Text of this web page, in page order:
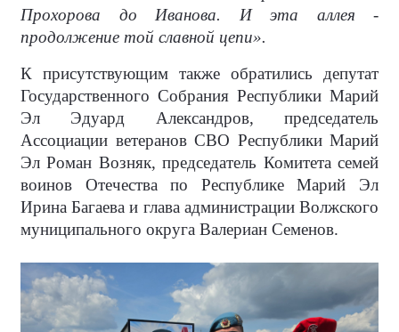
Прохорова до Иванова. И эта аллея -
продолжение той славной цепи».
К присутствующим также обратились депутат
Государственного Собрания Республики Марий
Эл Эдуард Александров, председатель
Ассоциации ветеранов СВО Республики Марий
Эл Роман Возняк, председатель Комитета семей
воинов Отечества по Республике Марий Эл
Ирина Багаева и глава администрации Волжского
муниципального округа Валериан Семенов.